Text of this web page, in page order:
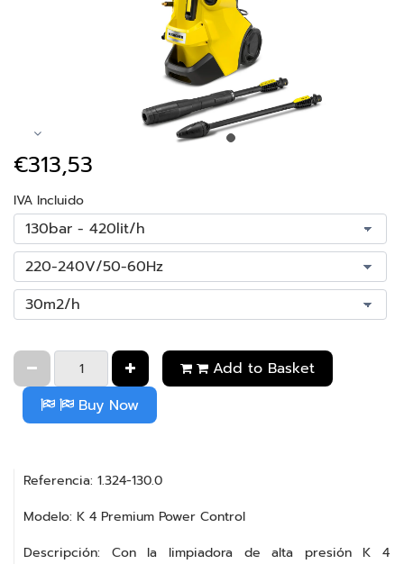
€313,53
IVA Incluido
Add to Basket
Buy Now
Referencia: 1.324-130.0
Modelo: K 4 Premium Power Control
Descripción: Con la limpiadora de alta presión K 4